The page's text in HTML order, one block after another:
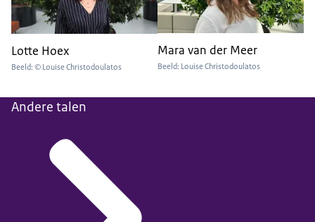
Lotte Hoex
Beeld: © Louise Christodoulatos
Mara van der Meer
Beeld: Louise Christodoulatos
Andere talen